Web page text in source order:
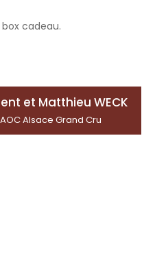
cadeau.
et Matthieu WECK
Alsace Grand Cru